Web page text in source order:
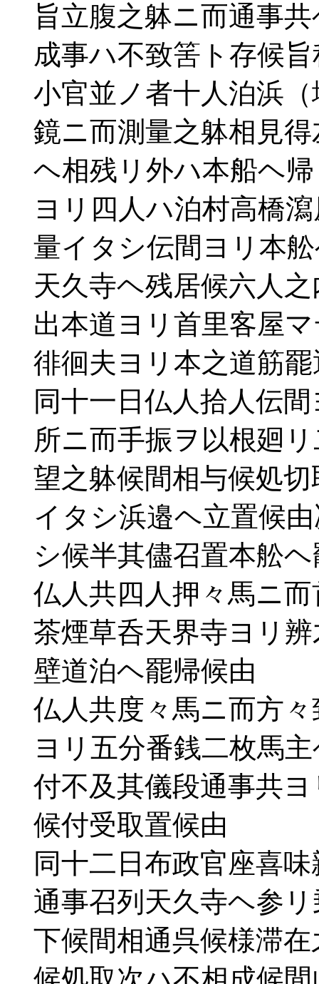
旨立腹之躰ニ而通事共
成事ハ不致筈ト存候旨
小官並ノ者十人泊浜（
鏡ニ而測量之躰相見得
ヘ相残リ外ハ本船ヘ帰
ヨリ四人ハ泊村高橋瀉
量イタシ伝間ヨリ本舩
天久寺ヘ残居候六人之
出本道ヨリ首里客屋マ
徘徊夫ヨリ本之道筋罷
同十一日仏人拾人伝間
所ニ而手振ヲ以根廻リ
望之躰候間相与候処切
イタシ浜邉ヘ立置候
シ候半其儘召置本舩ヘ
仏人共四人押々馬ニ而
茶煙草呑天界寺ヨリ辨
壁道泊ヘ罷帰候由
仏人共度々馬ニ而方々
ヨリ五分番銭二枚馬
付不及其儀段通事共ヨ
候付受取置候由
同十二日布政官座喜味
通事召列天久寺ヘ参
下候間相通呉候様滞在